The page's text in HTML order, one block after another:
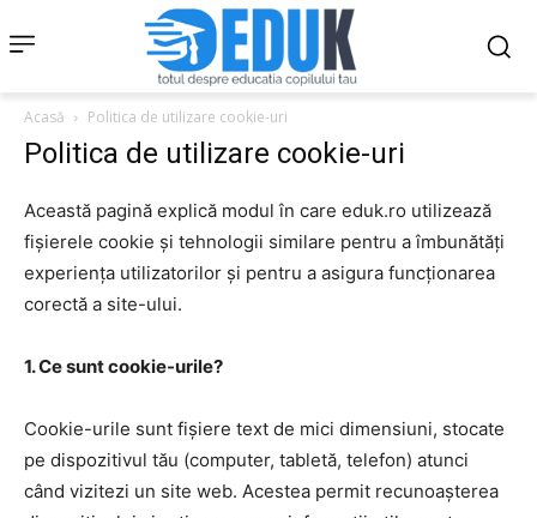
Acasă Politica de utilizare cookie-uri
Politica de utilizare cookie-uri
Această pagină explică modul în care eduk.ro utilizează
fișierele cookie și tehnologii similare pentru a îmbunătăți
experiența utilizatorilor și pentru a asigura funcționarea
corectă a site-ului.
1. Ce sunt cookie-urile?
Cookie-urile sunt fișiere text de mici dimensiuni, stocate
pe dispozitivul tău (computer, tabletă, telefon) atunci
când vizitezi un site web. Acestea permit recunoașterea